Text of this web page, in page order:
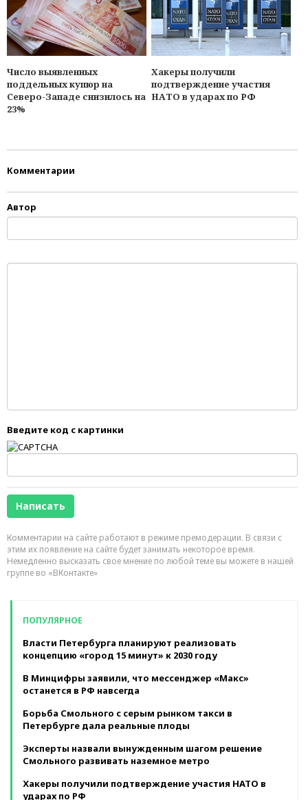
Число выявленных
поддельных купюр на
Северо-Западе снизилось на
23%
Хакеры получили
подтверждение участия
НАТО в ударах по РФ
Комментарии
Автор
Введите код с картинки
Комментарии на сайте работают в режиме премодерации. В связи с
этим их появление на сайте будет занимать некоторое время.
Немедленно высказать свое мнение по любой теме вы можете в нашей
группе во «ВКонтакте»
ПОПУЛЯРНОЕ
Власти Петербурга планируют реализовать
концепцию «город 15 минут» к 2030 году
В Минцифры заявили, что мессенджер «Макс»
останется в РФ навсегда
Борьба Смольного с серым рынком такси в
Петербурге дала реальные плоды
Эксперты назвали вынужденным шагом решение
Смольного развивать наземное метро
Хакеры получили подтверждение участия НАТО в
ударах по РФ